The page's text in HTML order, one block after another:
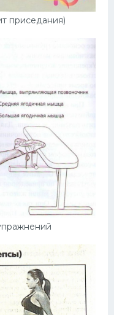
приседания)